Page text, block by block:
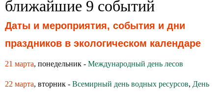
ближайшие 9 событий
Даты и мероприятия, события и дни
праздников в экологическом календаре
21 марта, понедельник - Международный день лесов
22 марта, вторник - Всемирный день водных ресурсов, День